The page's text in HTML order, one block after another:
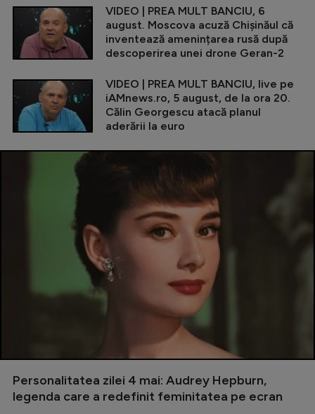
VIDEO | PREA MULT BANCIU, 6
august. Moscova acuză Chișinăul că
inventează amenințarea rusă după
descoperirea unei drone Geran-2
VIDEO | PREA MULT BANCIU, live pe
iAMnews.ro, 5 august, de la ora 20.
Călin Georgescu atacă planul
aderării la euro
Personalitatea zilei 4 mai: Audrey Hepburn,
legenda care a redefinit feminitatea pe ecran